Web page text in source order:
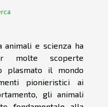
e scienza ha
molte scoperte
plasmato il mondo
pionieristici ai
gli animali